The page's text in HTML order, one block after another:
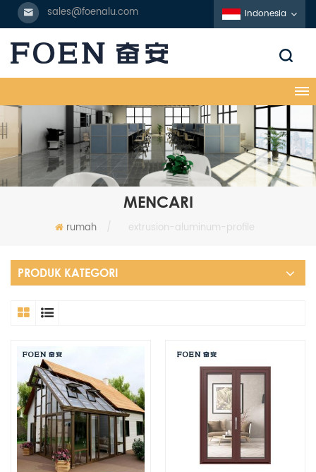
sales@foenalu.com Indonesia
MENCARI
rumah / extrusion-aluminum-profile
PRODUK KATEGORI